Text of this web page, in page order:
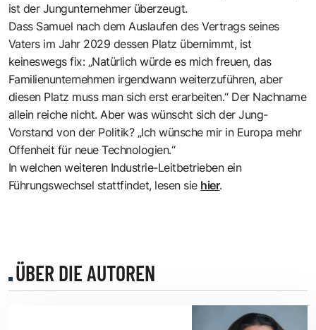
ist der Jungunternehmer überzeugt.
Dass Samuel nach dem Auslaufen des Vertrags seines
Vaters im Jahr 2029 dessen Platz übernimmt, ist
keineswegs fix: „Natürlich würde es mich freuen, das
Familienunternehmen irgendwann weiterzuführen, aber
diesen Platz muss man sich erst erarbeiten.“ Der Nachname
allein reiche nicht. Aber was wünscht sich der Jung-
Vorstand von der Politik? „Ich wünsche mir in Europa mehr
Offenheit für neue Technologien.“
In welchen weiteren Industrie-Leitbetrieben ein
Führungswechsel stattfindet, lesen sie hier.
ÜBER DIE AUTOREN